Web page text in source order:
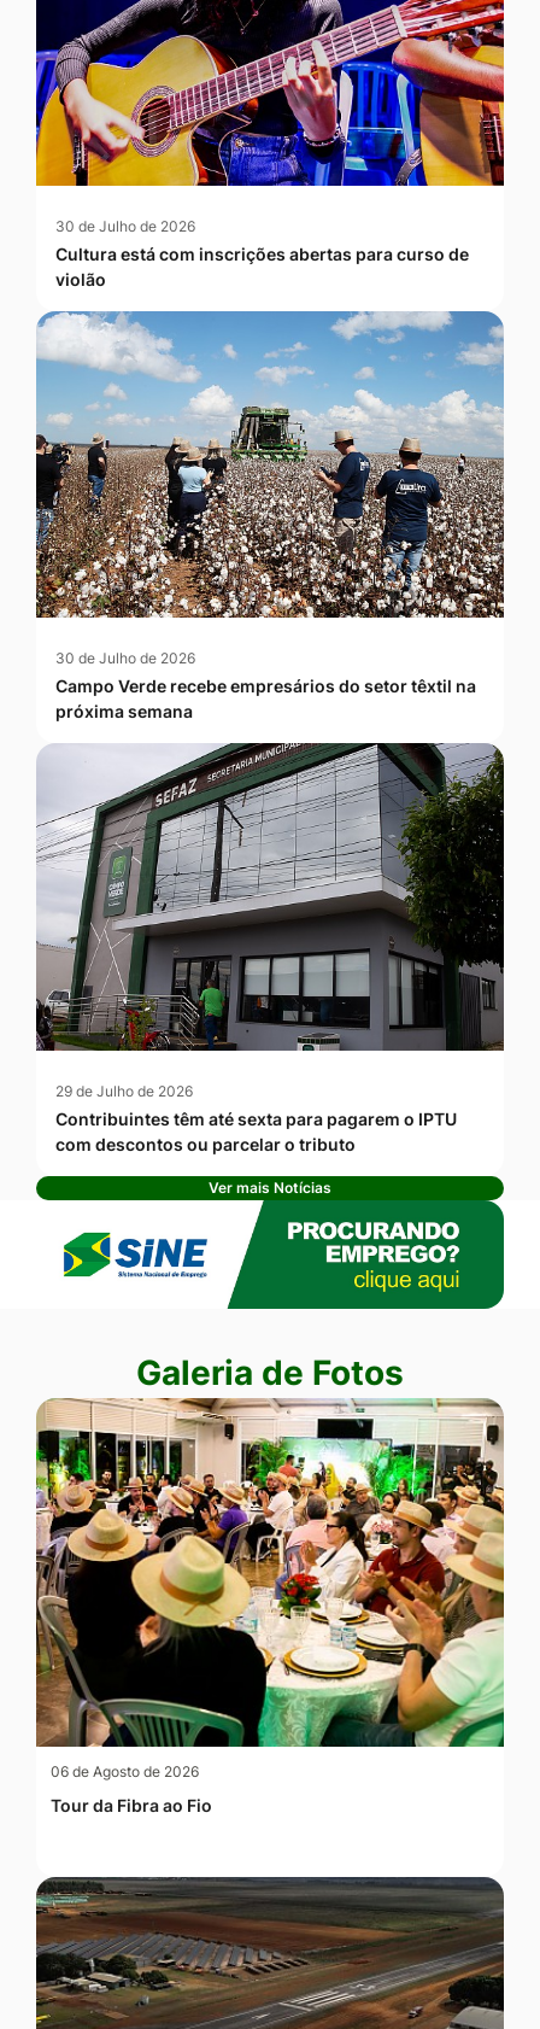
30 de Julho de 2026
Cultura está com inscrições abertas para curso de
violão
30 de Julho de 2026
Campo Verde recebe empresários do setor têxtil na
próxima semana
29 de Julho de 2026
Contribuintes têm até sexta para pagarem o IPTU
com descontos ou parcelar o tributo
Ver mais Notícias
Seção Galeria de Fotos
Galeria de Fotos
06 de Agosto de 2026
Tour da Fibra ao Fio